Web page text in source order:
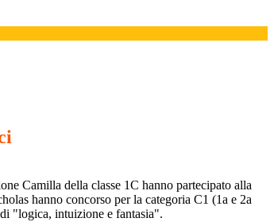
Camilla della classe 1C hanno partecipato alla
hanno concorso per la categoria C1 (1a e 2a
"logica, intuizione e fantasia".